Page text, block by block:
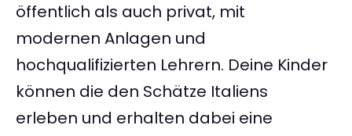
öffentlich als auch privat, mit
modernen Anlagen und
hochqualifizierten Lehrern. Deine Kinder
können die den Schätze Italiens
erleben und erhalten dabei eine